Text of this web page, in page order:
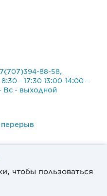
чтобы пользоваться
88-58,
- 17:30 13:00-14:00 -
Вс - выходной
перерыв